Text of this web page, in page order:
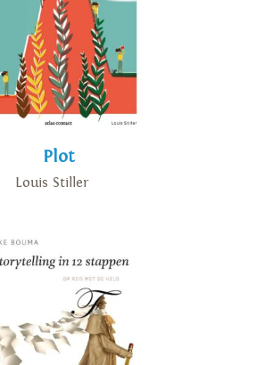
Plot
Louis Stiller